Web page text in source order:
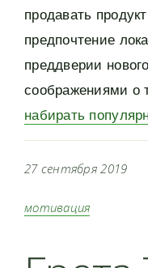
продавать
предпочтение
преддверии
соображениями о
набирать
27 сентября 2019
мотивация